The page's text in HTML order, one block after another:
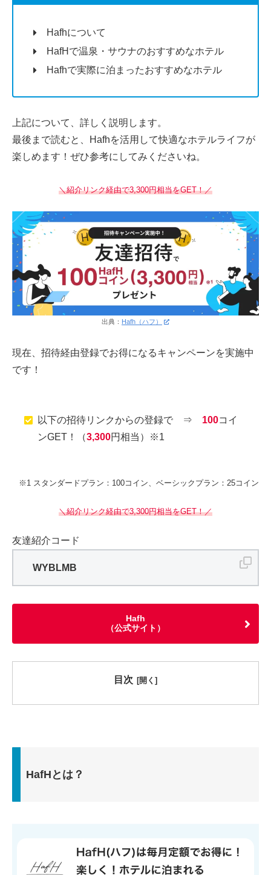
Hafhについて
HafHで温泉・サウナのおすすめなホテル
Hafhで実際に泊まったおすすめなホテル
上記について、詳しく説明します。
最後まで読むと、Hafhを活用して快適なホテルライフが
楽しめます！ぜひ参考にしてみくださいね。
＼紹介リンク経由で3,300円相当をGET！／
出典： Hafh（ハフ）
現在、招待経由登録でお得になるキャンペーンを実施中
です！
以下の招待リンクからの登録で ⇒ 100コイ
ンGET！（3,300円相当）※1
※1 スタンダードプラン：100コイン、ベーシックプラン：25コイン
＼紹介リンク経由で3,300円相当をGET！／
友達紹介コード
WYBLMB
Hafh
（公式サイト）
目次
HafHとは？